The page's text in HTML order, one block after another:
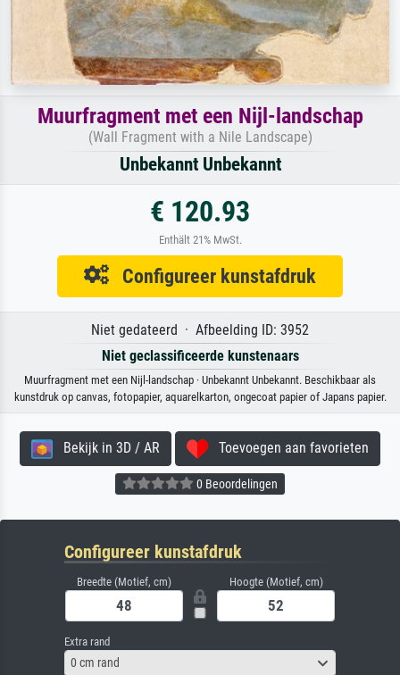
Muurfragment met een Nijl-landschap
(Wall Fragment with a Nile Landscape)
Unbekannt Unbekannt
€ 120.93
Enthält 21% MwSt.
Configureer kunstafdruk
Niet gedateerd · Afbeelding ID: 3952
Niet geclassificeerde kunstenaars
Muurfragment met een Nijl-landschap · Unbekannt Unbekannt. Beschikbaar als
kunstdruk op canvas, fotopapier, aquarelkarton, ongecoat papier of Japans papier.
Bekijk in 3D / AR Toevoegen aan favorieten
0 Beoordelingen
Configureer kunstafdruk
Breedte (Motief, cm) Hoogte (Motief, cm)
Extra rand
0 cm rand